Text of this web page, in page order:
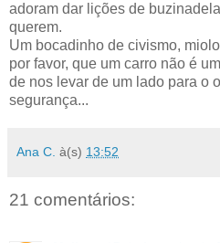
adoram dar lições de
querem.
Um bocadinho de civismo,
por favor, que um carro não é
de nos levar de um lado para o
segurança...
Ana C. à(s) 13:52
21 comentários: